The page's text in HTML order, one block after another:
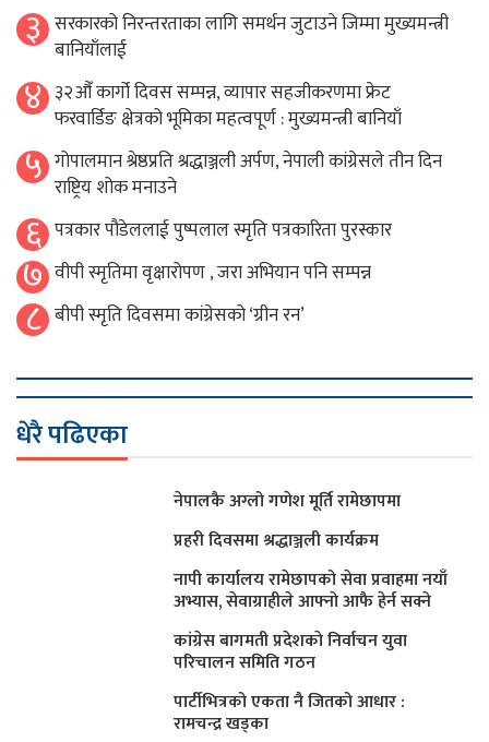
३ सरकारको निरन्तरताका लागि समर्थन जुटाउने जिम्मा मुख्यमन्त्री
बानियाँलाई
४ ३२औँ कार्गो दिवस सम्पन्न, व्यापार सहजीकरणमा फ्रेट
फरवार्डिङ क्षेत्रको भूमिका महत्वपूर्ण : मुख्यमन्त्री बानियाँ
५ गोपालमान श्रेष्ठप्रति श्रद्धाञ्जली अर्पण, नेपाली कांग्रेसले तीन दिन
राष्ट्रिय शोक मनाउने
६ पत्रकार पौडेललाई पुष्पलाल स्मृति पत्रकारिता पुरस्कार
७ वीपी स्मृतिमा वृक्षारोपण , जरा अभियान पनि सम्पन्न
८ बीपी स्मृति दिवसमा कांग्रेसको ‘ग्रीन रन’
धेरै पढिएका
नेपालकै अग्लो गणेश मूर्ति रामेछापमा
प्रहरी दिवसमा श्रद्धाञ्जली कार्यक्रम
नापी कार्यालय रामेछापको सेवा प्रवाहमा नयाँ
अभ्यास, सेवाग्राहीले आफ्नाे आफै हेर्न सक्ने
कांग्रेस बागमती प्रदेशकाे निर्वाचन युवा
परिचालन समिति गठन
पार्टीभित्रको एकता नै जितको आधार :
रामचन्द्र खड्का